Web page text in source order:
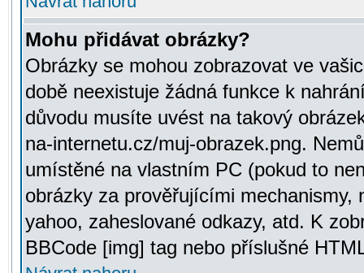
Mohu přidávat obrázky?
Obrázky se mohou zobrazovat ve
době neexistuje žádná funkce k
důvodu musíte uvést na takový
na-internetu.cz/muj-obrazek.png.
umístěné na vlastním PC (pokud to
obrázky za prověřujícími mechanismy,
yahoo, zaheslované odkazy, atd. K
BBCode [img] tag nebo příslušné